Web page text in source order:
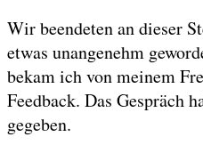
Wir beendeten an dieser
etwas unangenehm
bekam ich von meinem
Feedback. Das Gespräch
gegeben.